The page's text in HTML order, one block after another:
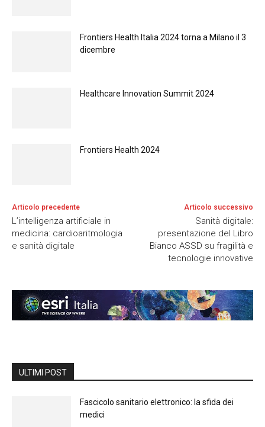
Frontiers Health Italia 2024 torna a Milano il 3
dicembre
Healthcare Innovation Summit 2024
Frontiers Health 2024
Articolo precedente
L’intelligenza artificiale in
medicina: cardioaritmologia
e sanità digitale
Articolo successivo
Sanità digitale:
presentazione del Libro
Bianco ASSD su fragilità e
tecnologie innovative
ULTIMI POST
Fascicolo sanitario elettronico: la sfida dei
medici